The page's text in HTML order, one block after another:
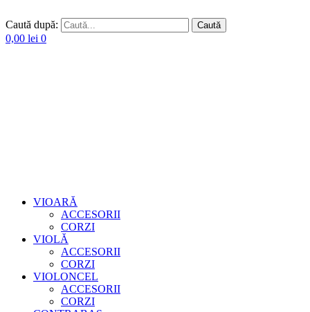
Caută după: Caută
0,00 lei 0
VIOARĂ
ACCESORII
CORZI
VIOLĂ
ACCESORII
CORZI
VIOLONCEL
ACCESORII
CORZI